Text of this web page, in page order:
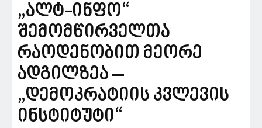
„ალტ-ინფო“
შემომწირველთა
რაოდენობით მეორე
ადგილზეა –
„დემოკრატიის კვლევის
ინსტიტუტი“